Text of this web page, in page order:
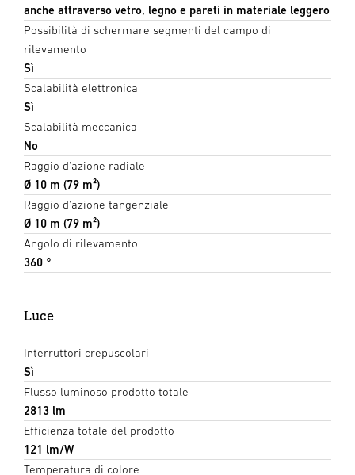
anche attraverso vetro, legno e pareti in materiale leggero
Possibilità di schermare segmenti del campo di
rilevamento
Sì
Scalabilità elettronica
Sì
Scalabilità meccanica
No
Raggio d'azione radiale
Ø 10 m (79 m²)
Raggio d'azione tangenziale
Ø 10 m (79 m²)
Angolo di rilevamento
360 °
Luce
Interruttori crepuscolari
Sì
Flusso luminoso prodotto totale
2813 lm
Efficienza totale del prodotto
121 lm/W
Temperatura di colore